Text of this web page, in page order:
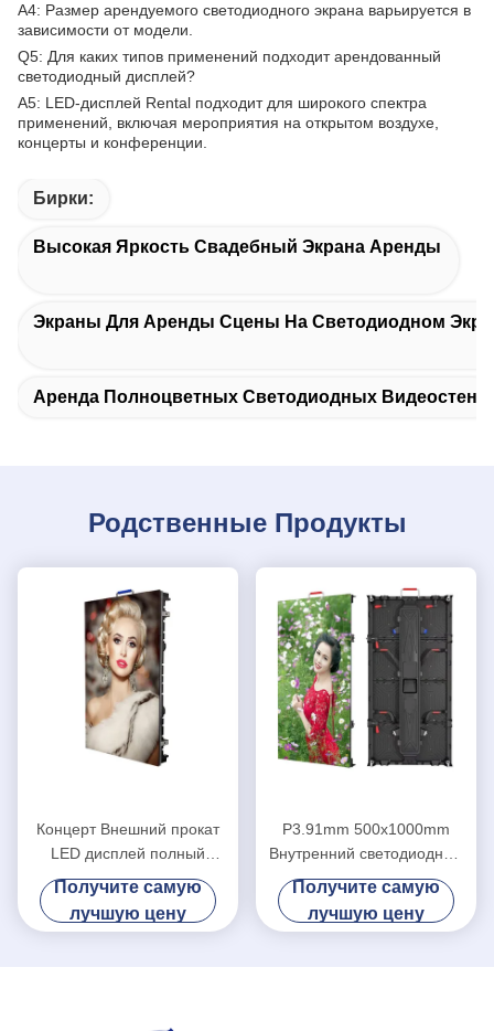
A4: Размер арендуемого светодиодного экрана варьируется в
зависимости от модели.
Q5: Для каких типов применений подходит арендованный
светодиодный дисплей?
A5: LED-дисплей Rental подходит для широкого спектра
применений, включая мероприятия на открытом воздухе,
концерты и конференции.
Бирки:
Высокая Яркость Свадебный Экрана Аренды
Экраны Для Аренды Сцены На Светодиодном
Аренда Полноцветных Светодиодных Видеостен
Родственные Продукты
Концерт Внешний прокат
LED дисплей полный
цветный экран SMD P4.81
Внутри помещений
Получите самую
лучшую цену
P3.91mm 500x1000mm
Внутренний светодиодный
экран Аренда на улице для
Получите самую
лучшую цену